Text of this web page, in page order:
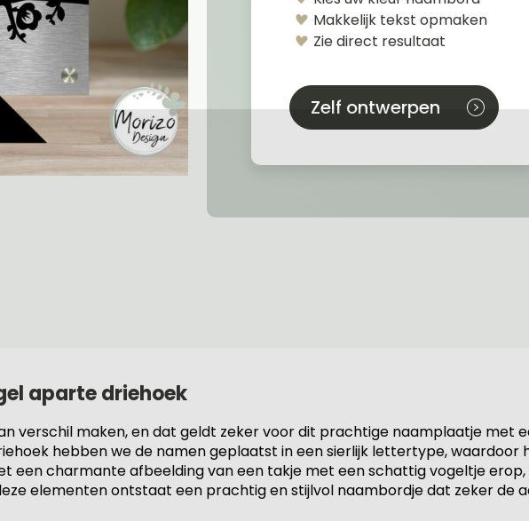
Makkelijk tekst opmaken
Zie direct resultaat
Zelf ontwerpen
aparte driehoek
verschil maken, en dat geldt zeker voor dit prachtige naamplaatje met
hebben we de namen geplaatst in een sierlijk lettertype,
een charmante afbeelding van een takje met een schattig vogeltje
elementen ontstaat een prachtig en stijlvol naambordje dat zeker de